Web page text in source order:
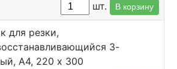
шт. В корзину
для резки,
3-
А4, 220 х 300